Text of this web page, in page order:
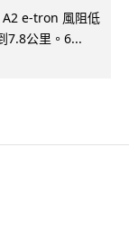
e-tron 風阻低
7.8公里。6...